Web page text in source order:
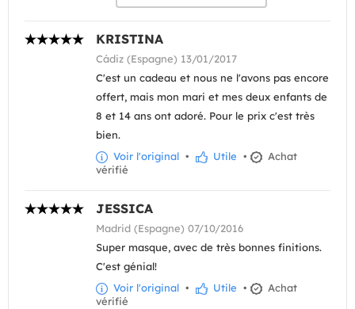
KRISTINA
Cádiz (Espagne) 13/01/2017
C'est un cadeau et nous ne l'avons pas encore
offert, mais mon mari et mes deux enfants de
8 et 14 ans ont adoré. Pour le prix c'est très
bien.
Voir l'original • Utile •
Achat
vérifié
JESSICA
Madrid (Espagne) 07/10/2016
Super masque, avec de très bonnes finitions.
C'est génial!
Voir l'original • Utile •
Achat
vérifié